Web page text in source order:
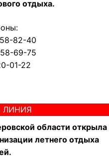
отдыха.
82-40
69-75
01-22
ЛИНИЯ
области открыла
летнего отдыха